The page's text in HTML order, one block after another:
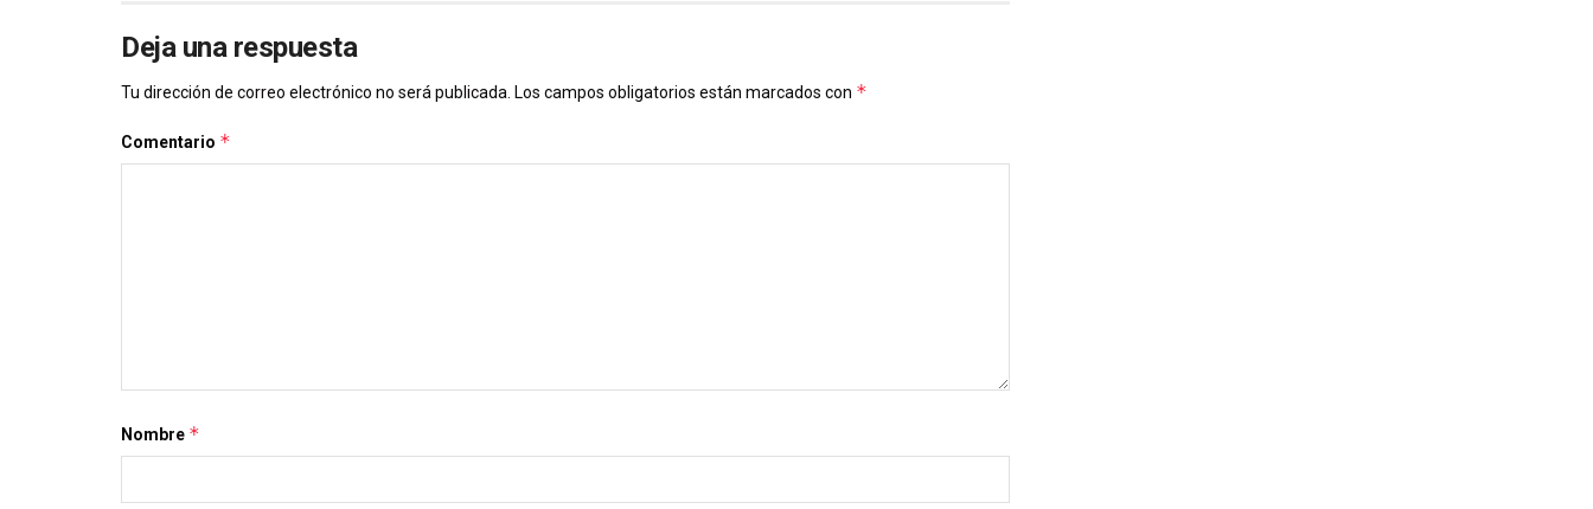
Deja una respuesta
Tu dirección de correo electrónico no será publicada. Los campos obligatorios están marcados con *
Comentario *
Nombre *